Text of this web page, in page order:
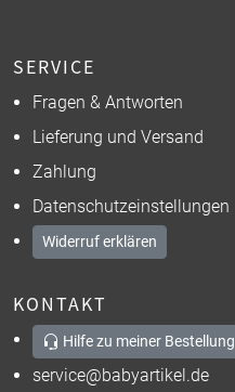
SERVICE
Fragen & Antworten
Lieferung und Versand
Zahlung
Datenschutzeinstellungen
Widerruf erklären
KONTAKT
Hilfe zu meiner Bestellung
service@babyartikel.de